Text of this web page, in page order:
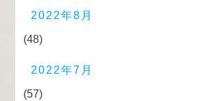
2022年8月
(48)
2022年7月
(57)